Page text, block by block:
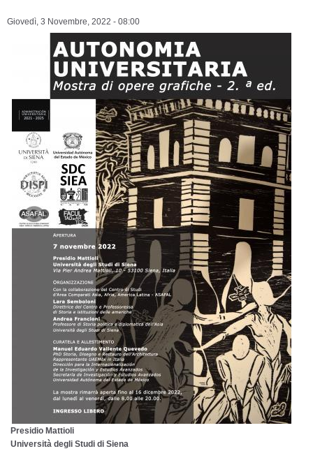
Giovedì, 3 Novembre, 2022 - 08:00
Presidio Mattioli
Università degli Studi di Siena